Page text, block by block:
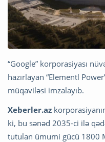
“Google” korporasiyası
hazırlayan “Elementl
müqaviləsi imzalayıb.
Xeberler.az
ki, bu sənəd 2035-ci ilə
tutulan ümumi gücü 1800